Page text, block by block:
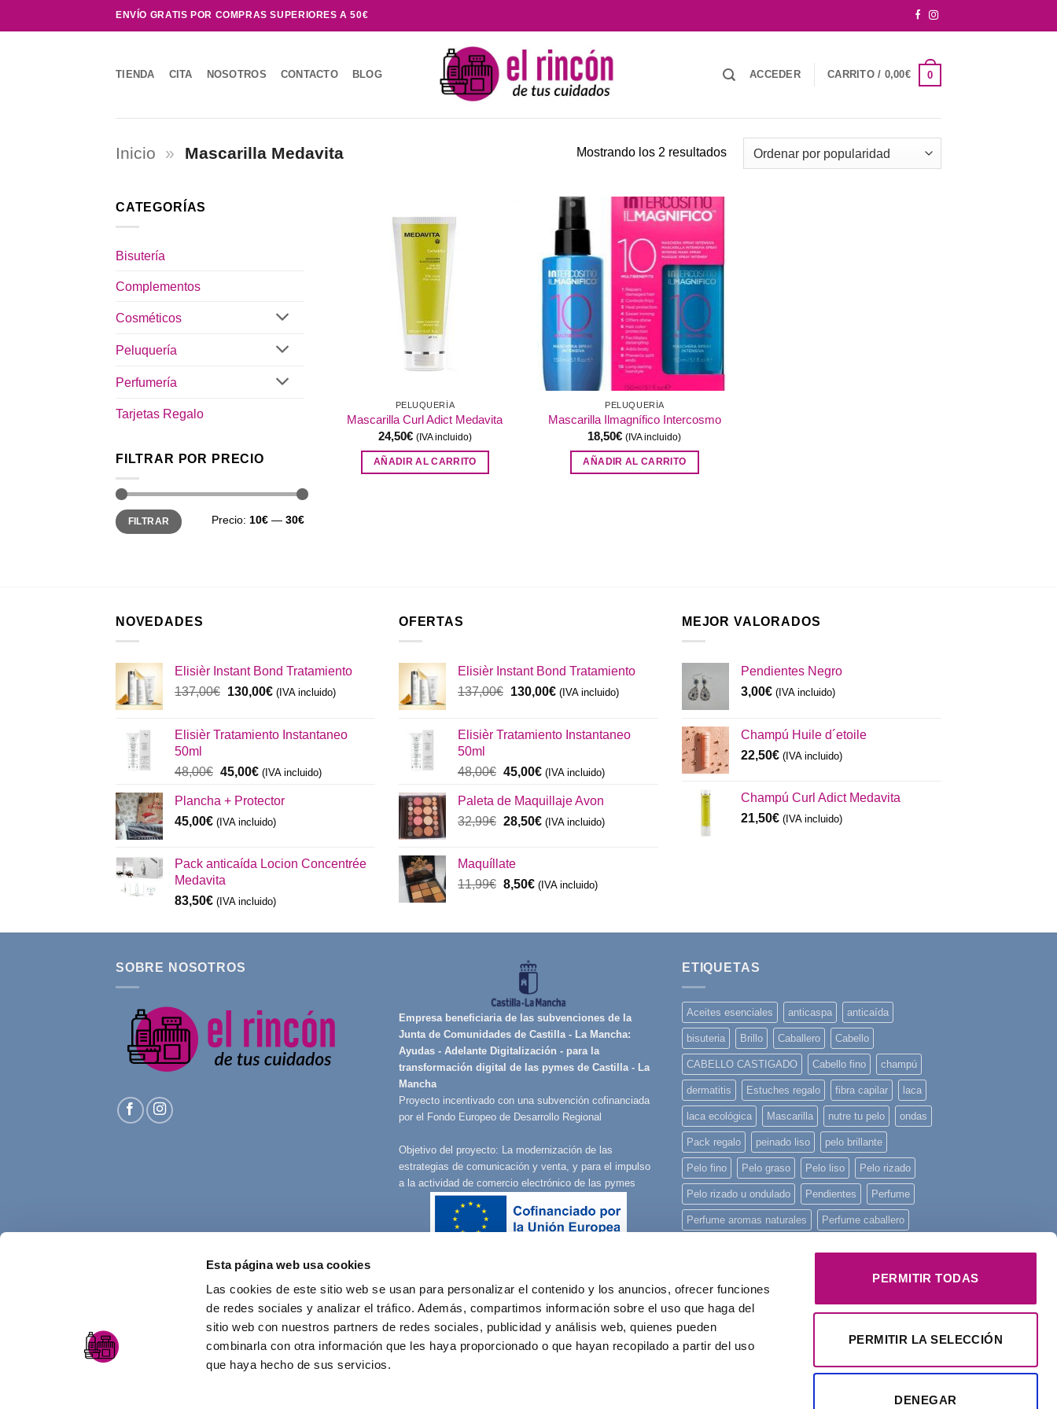
Esta página web usa cookies
Las cookies de este sitio web se usan para personalizar el contenido y los anuncios, ofrecer funciones
de redes sociales y analizar el tráfico. Además, compartimos información sobre el uso que haga del
sitio web con nuestros partners de redes sociales, publicidad y análisis web, quienes pueden
combinarla con otra información que les haya proporcionado o que hayan recopilado a partir del uso
que haya hecho de sus servicios.
PERMITIR TODAS
PERMITIR LA SELECCIÓN
DENEGAR
al
ENVÍO GRATIS POR COMPRAS SUPERIORES A 50€
TIENDA CITA NOSOTROS CONTACTO BLOG ACCEDER CARRITO / 0,00€ 0
Inicio » Mascarilla Medavita Mostrando los 2 resultadosOrdenado
por
CATEGORÍAS
Bisutería
Complementos
Cosméticos
Peluquería
Perfumería
Tarjetas Regalo
FILTRAR POR PRECIO
Precio
mínimo
Precio
máximo
FILTRAR Precio: 10€ — 30€
PELUQUERÍA
Mascarilla Curl Adict Medavita
24,50€ (IVA incluido)
AÑADIR AL CARRITO
Añadir
a la
lista de
deseos
PELUQUERÍA
Mascarilla Ilmagnífico Intercosmo
18,50€ (IVA incluido)
AÑADIR AL CARRITO
NOVEDADES
Elisièr Instant Bond Tratamiento
137,00€ El
era:
130,00€El
es:
(IVA incluido)
Elisièr Tratamiento Instantaneo
50ml
48,00€ El
original
era:
45,00€El
actual
es:
(IVA incluido)
Plancha + Protector
45,00€ (IVA incluido)
Pack anticaída Locion Concentrée
Medavita
83,50€ (IVA incluido)
OFERTAS
Elisièr Instant Bond Tratamiento
137,00€ El
era:
130,00€El
es:
(IVA incluido)
Elisièr Tratamiento Instantaneo
50ml
48,00€ El
original
era:
45,00€El
actual
es:
(IVA incluido)
Paleta de Maquillaje Avon
32,99€ El
era:
32,99€.
28,50€El
28,50€.
(IVA incluido)
Maquíllate
11,99€ El
era:
8,50€El
es:
(IVA incluido)
MEJOR VALORADOS
Pendientes Negro
3,00€ (IVA incluido)
Champú Huile d´etoile
22,50€ (IVA incluido)
Champú Curl Adict Medavita
21,50€ (IVA incluido)
SOBRE NOSOTROS
Empresa beneficiaria de las subvenciones de la
Junta de Comunidades de Castilla - La Mancha:
Ayudas - Adelante Digitalización - para la
transformación digital de las pymes de Castilla - La
Mancha
Proyecto incentivado con una subvención cofinanciada
por el Fondo Europeo de Desarrollo Regional
Objetivo del proyecto: La modernización de las
estrategias de comunicación y venta, y para el impulso
a la actividad de comercio electrónico de las pymes
ETIQUETAS
Aceites esenciales anticaspa anticaída
bisuteria Brillo Caballero Cabello
CABELLO CASTIGADO Cabello fino champú
dermatitis Estuches regalo fibra capilar laca
laca ecológica Mascarilla nutre tu pelo ondas
Pack regalo peinado liso pelo brillante
Pelo fino Pelo graso Pelo liso Pelo rizado
Pelo rizado u ondulado Pendientes Perfume
Perfume aromas naturales Perfume caballero
piscina
reconstruye tu pelo
regalos rizos